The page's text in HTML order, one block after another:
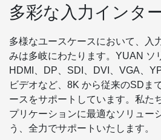
多彩な入力インタ
多様なユースケースにおいて、入
みは多岐にわたります。YUAN ソ
HDMI、DP、SDI、DVI、VGA、
ビデオなど、8K から従来のSDま
ースをサポートしています。私た
プリケーションに最適なソリュー
う、全力でサポートいたします。